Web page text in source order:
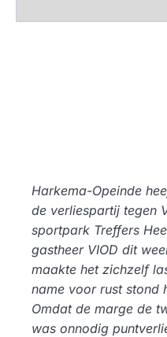
Harkema-Opeinde
de verliespartij tegen
sportpark Treffers
gastheer VIOD dit
maakte het zichzelf
name voor rust stond
Omdat de marge de
was onnodig